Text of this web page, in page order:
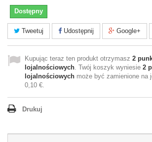
Dostępny
Tweetuj Udostępnij Google+
Kupując teraz ten produkt otrzymasz 2
lojalnościowych. Twój koszyk wyniesie 2
lojalnościowych może być zamienione na
0,10 €.
Drukuj